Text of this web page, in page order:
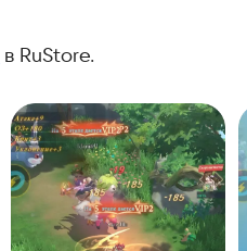
в RuStore.